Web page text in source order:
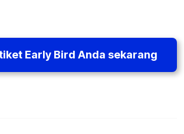
Early Bird Anda sekarang